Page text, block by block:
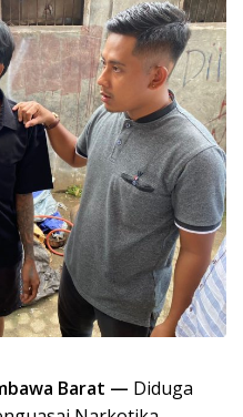
Barat — Diduga